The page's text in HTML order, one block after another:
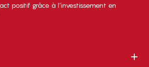
positif grâce à l’investissement en